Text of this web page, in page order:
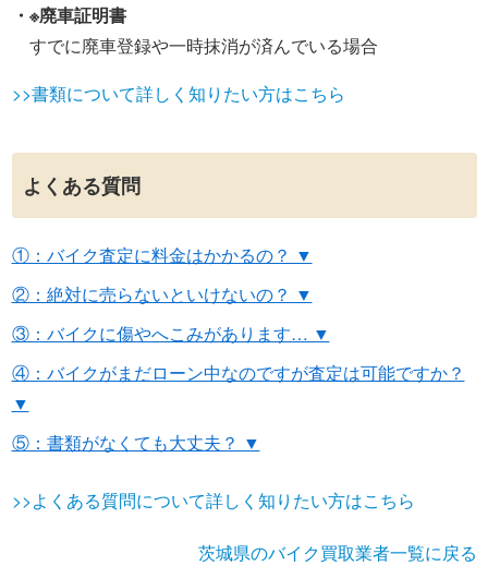
・※廃車証明書
すでに廃車登録や一時抹消が済んでいる場合
>>書類について詳しく知りたい方はこちら
よくある質問
①：バイク査定に料金はかかるの？ ▼
②：絶対に売らないといけないの？ ▼
③：バイクに傷やへこみがあります… ▼
④：バイクがまだローン中なのですが査定は可能ですか？
▼
⑤：書類がなくても大丈夫？ ▼
>>よくある質問について詳しく知りたい方はこちら
茨城県のバイク買取業者一覧に戻る